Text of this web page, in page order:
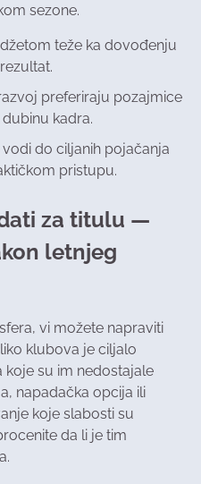
sezone.
teže ka dovođenju
preferiraju pozajmice
kadra.
do ciljanih pojačanja
pristupu.
za titulu —
letnjeg
vi možete napraviti
klubova je ciljalo
su im nedostajale
napadačka opcija ili
koje slabosti su
da li je tim